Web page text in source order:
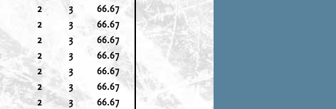
2 3
66.67
2 3
66.67
2 3
66.67
2 3
66.67
2 3
66.67
2 3
66.67
2 3
66.67